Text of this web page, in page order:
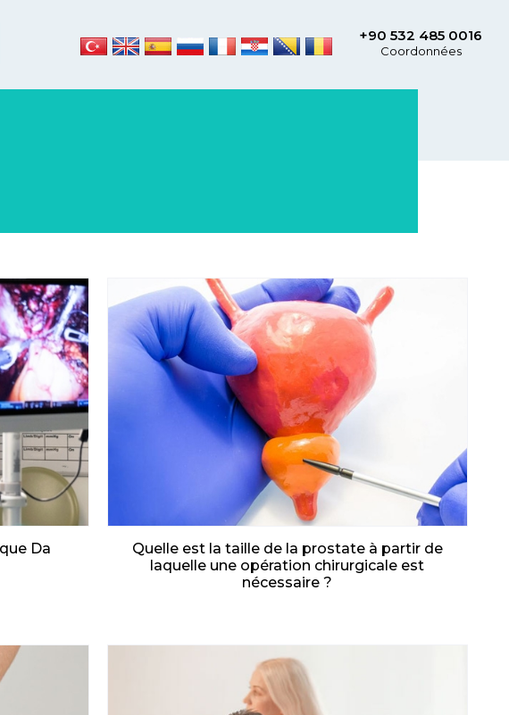
+90 532 485 0016
Coordonnées
Da
Quelle est la taille de la prostate à partir de
laquelle une opération chirurgicale est
nécessaire ?